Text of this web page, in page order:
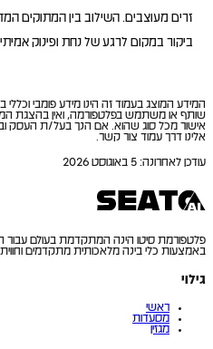
זרים מעוצבים. השילוב בין המתוקים
ביקור במקום לרגע של נחת ופינוק
המידע המוצג בעמוד זה הינו מידע פומבי
שותף או משתמש בפלטפורמה, ואין בהצגת
אישור מכל סוג שהוא. אם הנך בעל/ת העסק
אלינו דרך עמוד צור קשר.
עודכן לאחרונה: 5 באוגוסט 2026
פלטפורמת סיטו הינה המתקדמת בעולם עבור
באמצעות כלי בינה מלאכותית מתקדמים
גילוי
ראשי
מסעדות
מגזין